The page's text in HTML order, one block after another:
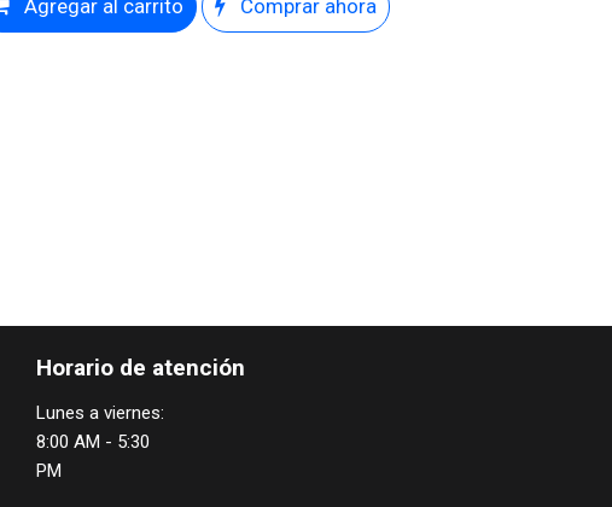
Agregar al carrito Comprar ahora
Horario de atención
Lunes a viernes:
8:00 AM - 5:30
PM